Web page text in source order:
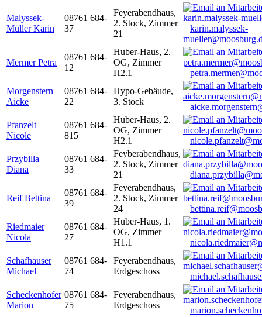
Malyssek-
Müller Karin
08761 684-
37
Feyerabendhaus,
2. Stock, Zimmer
21
karin.malyssek-
Mermer Petra
08761 684-
12
Huber-Haus, 2.
OG, Zimmer
H2.1
Morgenstern
Aicke
08761 684-
22
Hypo-Gebäude,
3. Stock
Pfanzelt
Nicole
08761 684-
815
Huber-Haus, 2.
OG, Zimmer
H2.1
Przybilla
Diana
08761 684-
33
Feyberabendhaus,
2. Stock, Zimmer
21
Reif Bettina
08761 684-
39
Feyerabendhaus,
2. Stock, Zimmer
24
Riedmaier
Nicola
08761 684-
27
Huber-Haus, 1.
OG, Zimmer
H1.1
Schafhauser
Michael
08761 684-
74
Feyerabendhaus,
Erdgeschoss
Scheckenhofer
Marion
08761 684-
75
Feyerabendhaus,
Erdgeschoss